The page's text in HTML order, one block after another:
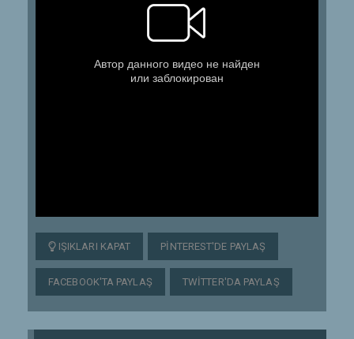
IŞIKLARI KAPAT PINTEREST'DE PAYLAŞ
FACEBOOK'TA PAYLAŞ TWITTER'DA PAYLAŞ